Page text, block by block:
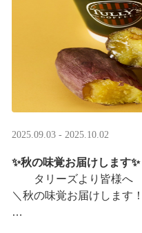
2025.09.03 - 2025.10.02
✨秋の味覚お届けします✨
タリーズより皆様へ
＼秋の味覚お届けします